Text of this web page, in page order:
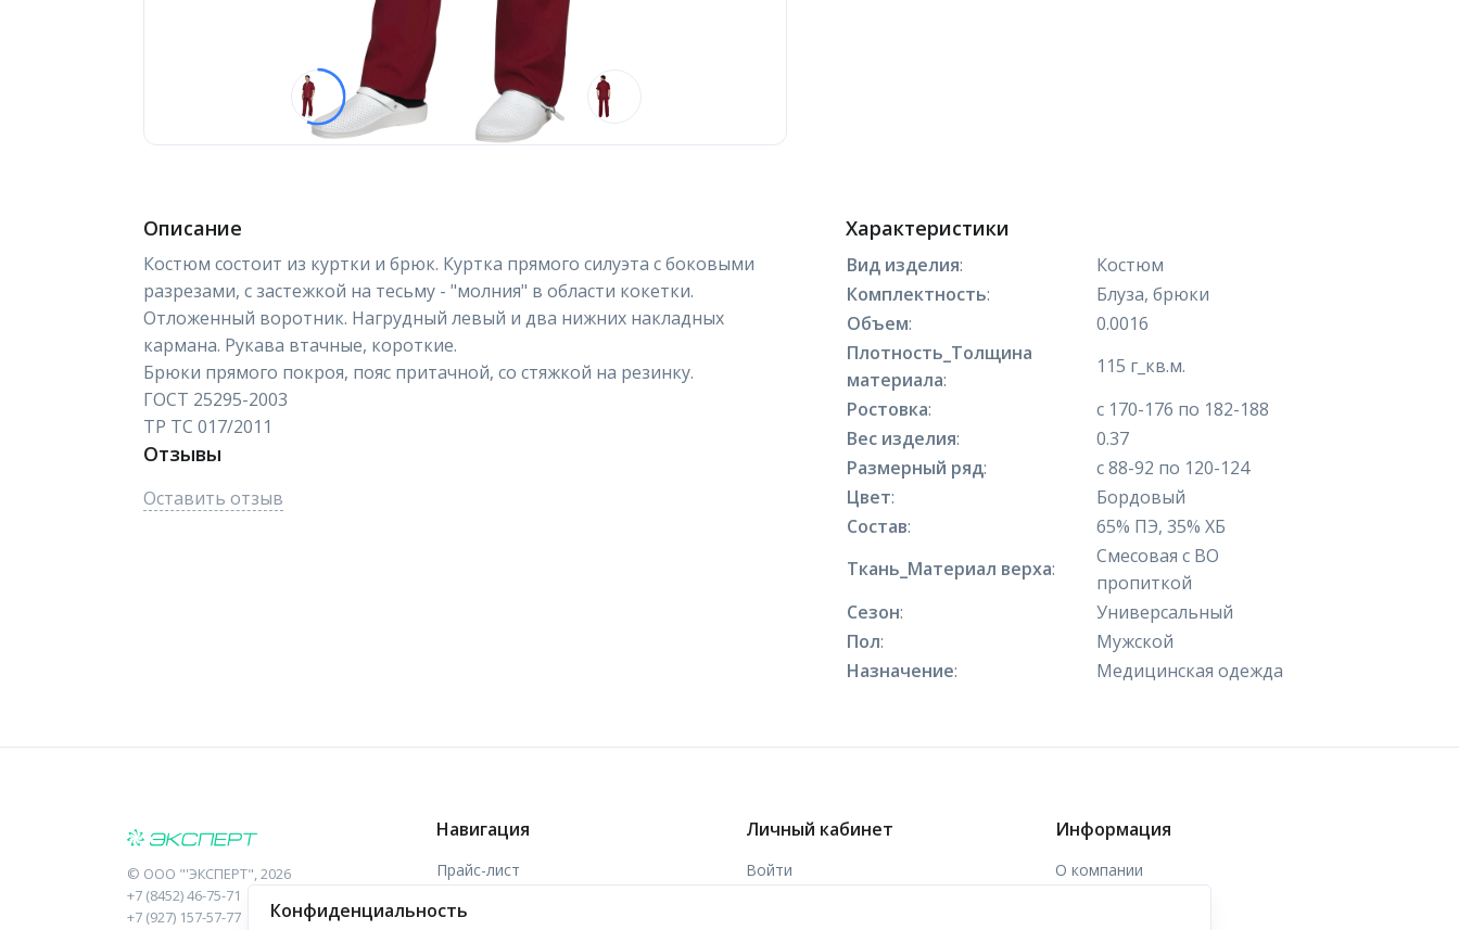
Описание
Костюм состоит из куртки и брюк. Куртка прямого силуэта с боковыми
разрезами, с застежкой на тесьму - "молния" в области кокетки.
Отложенный воротник. Нагрудный левый и два нижних накладных
кармана. Рукава втачные, короткие.
Брюки прямого покроя, пояс притачной, со стяжкой на резинку.
ГОСТ 25295-2003
ТР ТС 017/2011
Отзывы
Оставить отзыв
Характеристики
Вид изделия:
Костюм
Комплектность:
Блуза, брюки
Объем:
0.0016
Плотность_Толщина
материала:
115 г_кв.м.
Ростовка:
с 170-176 по 182-188
Вес изделия:
0.37
Размерный ряд:
с 88-92 по 120-124
Цвет:
Бордовый
Состав:
65% ПЭ, 35% ХБ
Ткань_Материал верха:
Смесовая с ВО
пропиткой
Сезон:
Универсальный
Пол:
Мужской
Назначение: Медицинская одежда
© ООО "'ЭКСПЕРТ", 2026
+7 (8452) 46-75-71
+7 (927) 157-57-77
Навигация
Прайс-лист
Отзывы
Личный кабинет
Войти
Информация
О компании
Конфиденциальность